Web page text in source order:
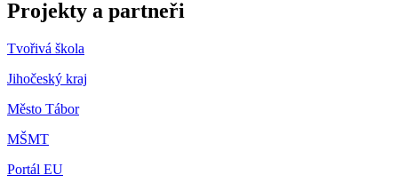
Projekty a partneři
Tvořivá škola
Jihočeský kraj
Město Tábor
MŠMT
Portál EU